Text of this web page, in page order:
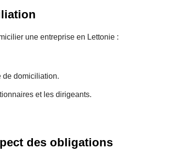
une entreprise en Lettonie :
de domiciliation.
et les dirigeants.
des obligations